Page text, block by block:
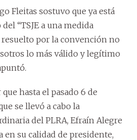
Fleitas sostuvo que ya está
“TSJE a una medida
resuelto por la convención no
lo más válido y legítimo
hasta el pasado 6 de
se llevó a cabo la
del PLRA, Efraín Alegre
en su calidad de presidente,